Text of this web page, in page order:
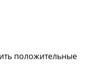
положительные